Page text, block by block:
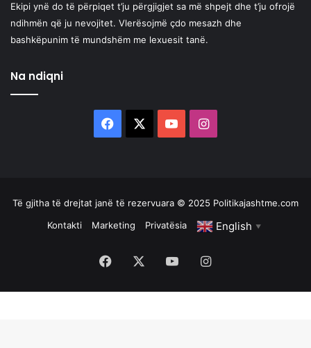
Ekipi ynë do të përpiqet t’ju përgjigjet sa më shpejt dhe t’ju ofrojë
ndihmën që ju nevojitet. Vlerësojmë çdo mesazh dhe
bashkëpunim të mundshëm me lexuesit tanë.
Na ndiqni
Facebook YouTubeInstagram
Të gjitha të drejtat janë të rezervuara © 2025 Politikajashtme.com
Kontakti
Marketing Privatësia English ▼
Facebook YouTubeInstagram